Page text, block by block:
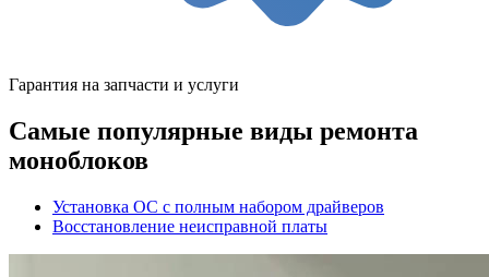
Гарантия на запчасти и услуги
Самые популярные виды ремонта
моноблоков
Установка ОС с полным набором драйверов
Восстановление неисправной платы